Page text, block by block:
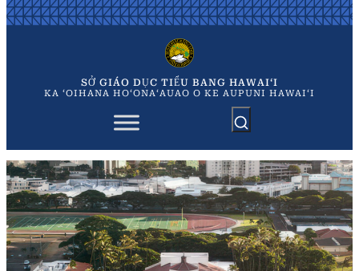
Chuyển
đến
SỞ GIÁO DỤC TIỂU BANG HAWAIʻI
KA ʻOIHANA HOʻONAʻAUAO O KE AUPUNI HAWAIʻI